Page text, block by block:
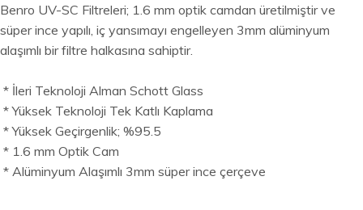
Benro UV-SC Filtreleri; 1.6 mm optik camdan üretilmiştir ve
süper ince yapılı, iç yansımayı engelleyen 3mm alüminyum
alaşımlı bir filtre halkasına sahiptir.
* İleri Teknoloji Alman Schott Glass
* Yüksek Teknoloji Tek Katlı Kaplama
* Yüksek Geçirgenlik; %95.5
* 1.6 mm Optik Cam
* Alüminyum Alaşımlı 3mm süper ince çerçeve